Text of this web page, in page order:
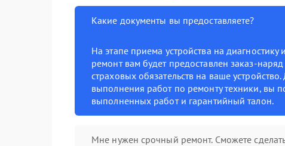
Какие документы вы предоставляете?
На этапе приема устройства на
ремонт вам будет предоставлен заказ-
страховых обязательств на ваше
выполнения работ по ремонту техники, вы
выполненных работ и гарантийный талон.
Мне нужен срочный ремонт. Сможете